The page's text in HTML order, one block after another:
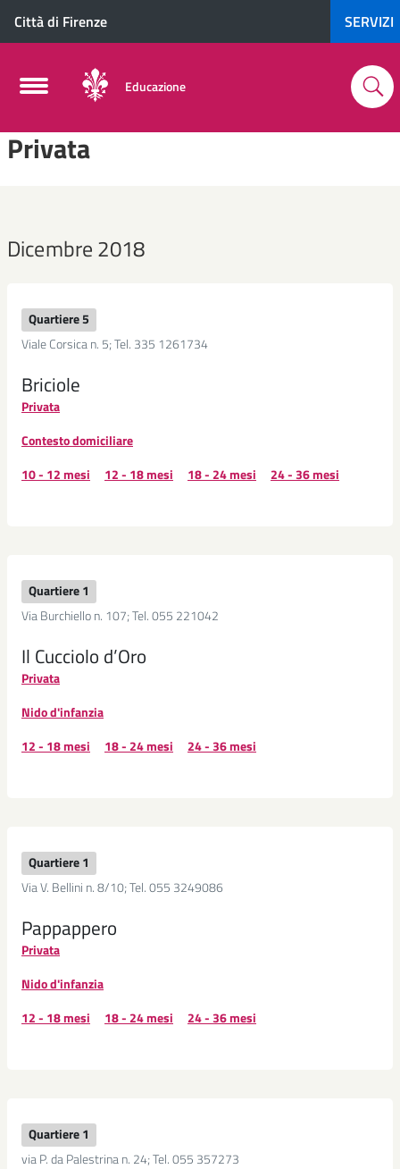
Città di Firenze SERVIZI
Educazione
Privata
Dicembre 2018
Quartiere 5
Viale Corsica n. 5; Tel. 335 1261734
Briciole
Privata
Contesto domiciliare
10 - 12 mesi
12 - 18 mesi 18 - 24 mesi 24 - 36 mesi
Quartiere 1
Via Burchiello n. 107; Tel. 055 221042
Il Cucciolo d’Oro
Privata
Nido d'infanzia
12 - 18 mesi
18 - 24 mesi 24 - 36 mesi
Quartiere 1
Via V. Bellini n. 8/10; Tel. 055 3249086
Pappappero
Privata
Nido d'infanzia
12 - 18 mesi
18 - 24 mesi 24 - 36 mesi
Quartiere 1
via P. da Palestrina n. 24; Tel. 055 357273